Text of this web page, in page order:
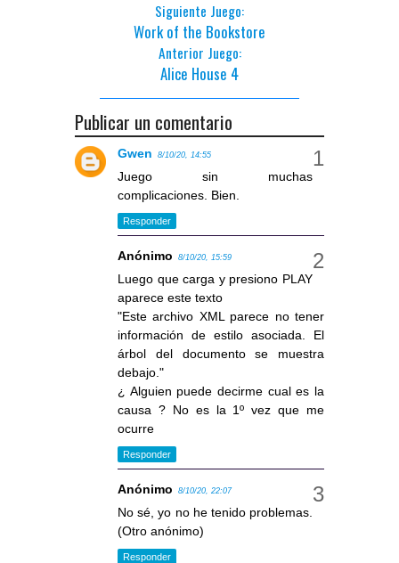
Siguiente Juego:
Work of the Bookstore
Anterior Juego:
Alice House 4
Publicar un comentario
Gwen 8/10/20, 14:55
Juego sin muchas
complicaciones. Bien.
Responder
Anónimo 8/10/20, 15:59
Luego que carga y presiono PLAY
aparece este texto
"Este archivo XML parece no tener
información de estilo asociada. El
árbol del documento se muestra
debajo."
¿ Alguien puede decirme cual es la
causa ? No es la 1º vez que me
ocurre
Responder
Anónimo 8/10/20, 22:07
No sé, yo no he tenido problemas.
(Otro anónimo)
Responder